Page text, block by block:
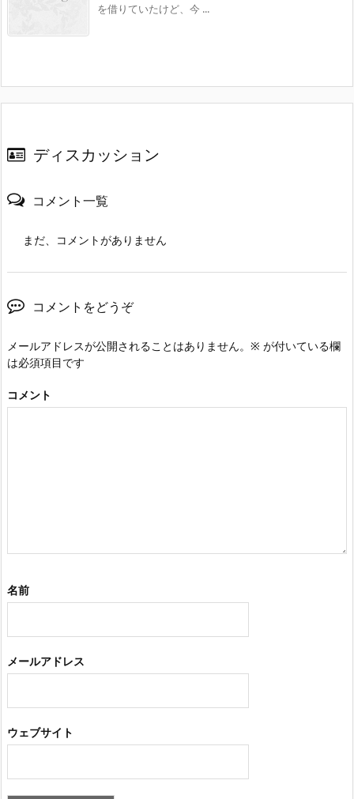
を借りていたけど、今 ...
ディスカッション
コメント一覧
まだ、コメントがありません
コメントをどうぞ
メールアドレスが公開されることはありません。 ※ が付いている欄
は必須項目です
コメント
名前
メールアドレス
ウェブサイト